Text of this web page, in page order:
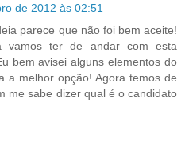
de 2012 às 02:51
parece que não foi bem aceite!
vamos ter de andar com esta
bem avisei alguns elementos do
a melhor opção! Agora temos de
me sabe dizer qual é o candidato